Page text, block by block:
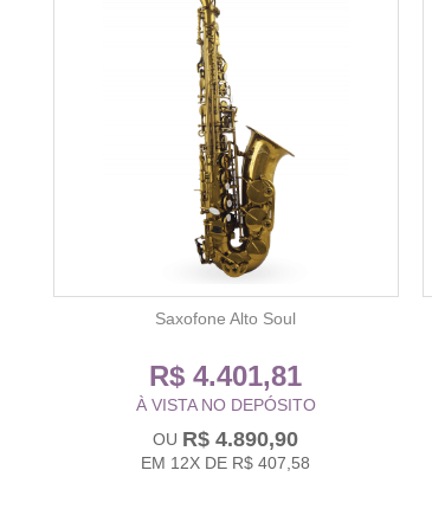
Saxofone Alto Soul
R$ 4.401,81
À VISTA NO DEPÓSITO
R$ 4.890,90
EM 12X DE R$ 407,58